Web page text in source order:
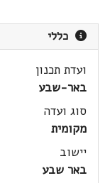
כללי
ועדת תכנון
באר-שבע
סוג ועדה
מקומית
יישוב
באר שבע